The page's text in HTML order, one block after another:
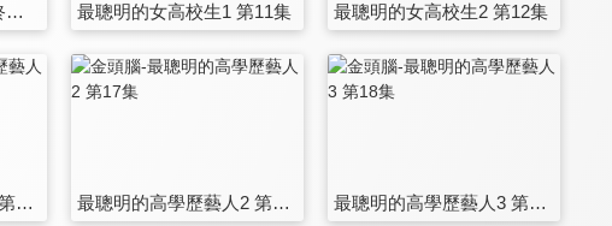
最聰明的小五班長 最終章 第10集 最聰明的女高校生1 第11集 最聰明的女高校生2 第12集
最聰明的高學歷藝人1 第16集 最聰明的高學歷藝人2 第17集 最聰明的高學歷藝人3 第18集